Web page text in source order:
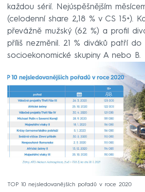
každou sérií. Nejúspěšnějším
(celodenní share 2,18 % v CS 15+).
převážně mužský (62 %) a profil
příliš nezměnil. 21 % diváků patří do
socioekonomické skupiny A nebo B.
TOP 10 nejsledovanějších pořadů v roce 2020